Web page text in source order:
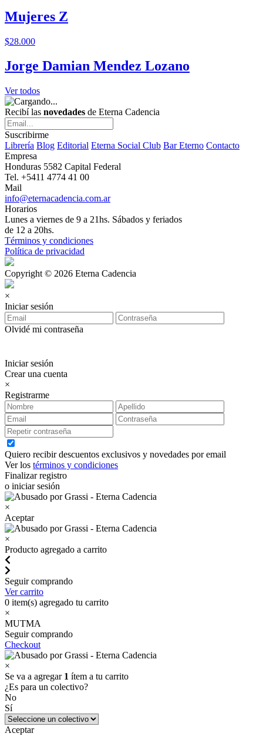
Mujeres Z
$28.000
Jorge Damian Mendez Lozano
Ver todos
Recibí las novedades de Eterna Cadencia
Suscribirme
Librería Blog Editorial Eterna Social Club Bar Eterno Contacto
Empresa
Honduras 5582 Capital Federal
Tel. +5411 4774 41 00
Mail
info@eternacadencia.com.ar
Horarios
Lunes a viernes de 9 a 21hs. Sábados y feriados
de 12 a 20hs.
Términos y condiciones
Política de privacidad
Copyright © 2026 Eterna Cadencia
×
Iniciar sesión
Olvidé mi contraseña
Iniciar sesión
Crear una cuenta
×
Registrarme
Quiero recibir descuentos exclusivos y novedades por email
Ver los términos y condiciones
Finalizar registro
o iniciar sesión
×
Aceptar
×
Producto agregado a carrito
Seguir comprando
Ver carrito
0 item(s) agregado tu carrito
×
MUTMA
Seguir comprando
Checkout
×
Se va a agregar 1 ítem a tu carrito
¿Es para un colectivo?
No
Sí
Aceptar